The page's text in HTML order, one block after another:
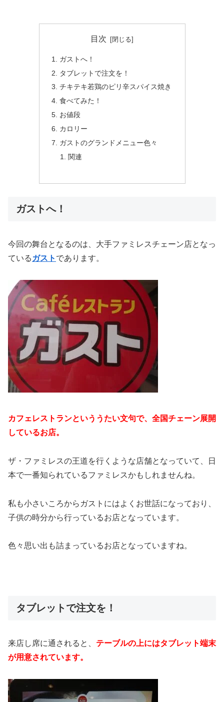
目次
ガストへ！
タブレットで注文を！
チキテキ若鶏のピリ辛スパイス焼き
食べてみた！
お値段
カロリー
ガストのグランドメニュー色々
関連
ガストへ！
今回の舞台となるのは、大手ファミレスチェーン店となっ
ているガスト であります。
カフェレストランといううたい文句で、全国チェーン展開
しているお店。
ザ・ファミレスの王道を行くような店舗となっていて、日
本で一番知られているファミレスかもしれませんね。
私も小さいころからガストにはよくお世話になっており、
子供の時分から行っているお店となっています。
色々思い出も詰まっているお店となっていますね。
タブレットで注文を！
来店し席に通されると、 テーブルの上にはタブレット端末
が用意されています。